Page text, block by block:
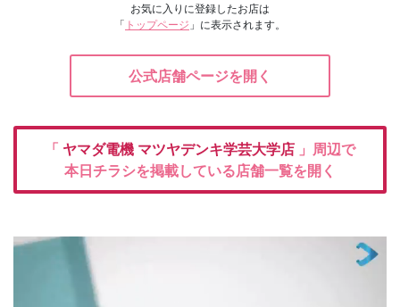
お気に入りに登録したお店は
「 トップページ 」に表示されます。
公式店舗ページを開く
「 ヤマダ電機 マツヤデンキ学芸大学店 」周辺で
本日チラシを掲載している店舗一覧を開く